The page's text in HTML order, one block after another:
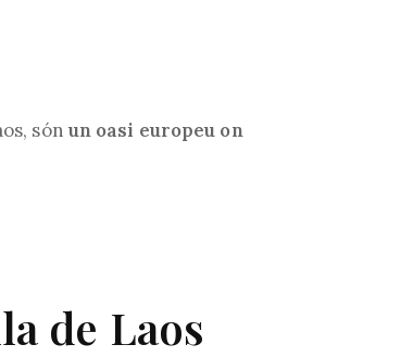
són un oasi europeu on
de Laos